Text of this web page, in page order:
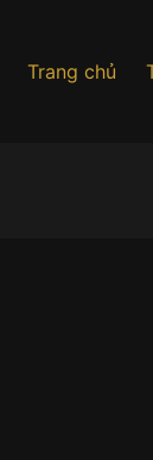
Trang chủ